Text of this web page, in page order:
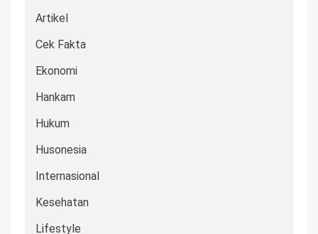
Artikel
Cek Fakta
Ekonomi
Hankam
Hukum
Husonesia
Internasional
Kesehatan
Lifestyle